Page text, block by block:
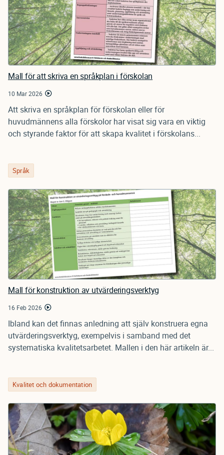
Mall för att skriva en språkplan i förskolan
10 Mar 2026
Att skriva en språkplan för förskolan eller för
huvudmännens alla förskolor har visat sig vara en viktig
och styrande faktor för att skapa kvalitet i förskolans...
Språk
Mall för konstruktion av utvärderingsverktyg
16 Feb 2026
Ibland kan det finnas anledning att själv konstruera egna
utvärderingsverktyg, exempelvis i samband med det
systematiska kvalitetsarbetet. Mallen i den här artikeln är...
Kvalitet och dokumentation